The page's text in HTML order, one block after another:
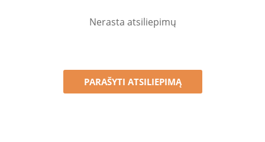
Nerasta atsiliepimų
PARAŠYTI ATSILIEPIMĄ